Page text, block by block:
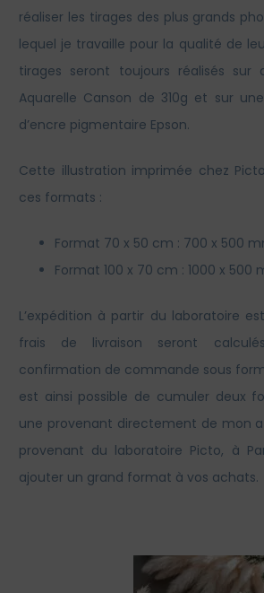
réaliser les tirages des plus grands
lequel je travaille pour la qualité de
tirages seront toujours réalisés
Aquarelle Canson de 310g et sur
d’encre pigmentaire Epson.
Cette illustration imprimée chez
ces formats :
Format 70 x 50 cm : 700 x 500
Format 100 x 70 cm : 1000 x 500
L’expédition à partir du laboratoire
frais de livraison seront
confirmation de commande sous
est ainsi possible de cumuler deux
une provenant directement de mon
provenant du laboratoire Picto, à
ajouter un grand format à vos achats.